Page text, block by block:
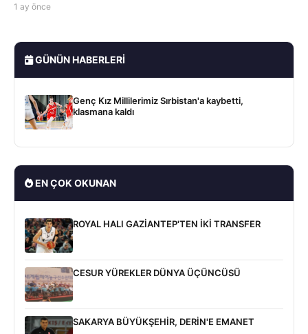
1 ay önce
GÜNÜN HABERLERI
Genç Kız Millilerimiz Sırbistan'a kaybetti,
klasmana kaldı
EN ÇOK OKUNAN
ROYAL HALI GAZİANTEP'TEN İKİ TRANSFER
CESUR YÜREKLER DÜNYA ÜÇÜNCÜSÜ
SAKARYA BÜYÜKŞEHİR, DERİN'E EMANET